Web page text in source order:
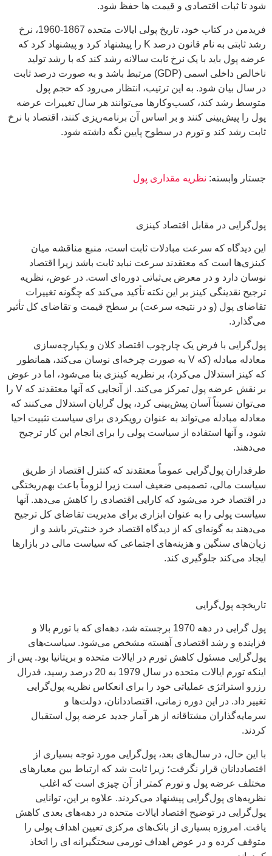
شود تا ثبات اقتصادی و قیمت ها حفظ شود.
فریدمن در کتاب خود، تاریخ پولی ایالات متحده 1867-1960، نرخ
رشد ثابتی به نام قانون درصد K را پیشنهاد کرد و پیشنهاد کرد که
عرضه پول باید با یک نرخ ثابت سالانه رشد کند که با رشد تولید
ناخالص داخلی اسمی (GDP) مرتبط باشد و به صورت درصد ثابت
در سال بیان شود. به این ترتیب، انتظار می‌رود که حجم پول
متوسط رشد کند، کسب‌وکارها می‌توانند هر سال تغییرات عرضه
پول را پیش‌بینی کنند و بر اساس آن برنامه‌ریزی کنند، اقتصاد با نرخ
ثابت رشد کند و تورم در سطوح پایین نگه داشته شود.
جستار وابسته: نظریه مقداری پول
پول‌گرایی در مقابل اقتصاد کینزی
این دیدگاه که سرعت مبادلات ثابت است، منبع مناقشه میان
کینزی‌ها است که معتقدند سرعت نباید ثابت باشد زیرا اقتصاد
نوسان دارد و در معرض بی‌ثباتی دوره‌ای است. در عوض، نظریه
ترجیح نقدینگی کینز بر این نکته تأکید می‌کند که چگونه تغییرات
تقاضای پول (و در نتیجه سرعت) بر سطح قیمت و تقاضای کل تأثیر
می‌گذارد.
پول‌گرایی با فرض یک چارچوب اقتصاد کلان و یکپارچه‌سازی
معادله مبادله (که V به صورت چرخه‌ای نوسان می‌کند، همانطور
که کینز استدلال می‌کرد)، بر نظریه کینزی بنا می‌شود، اما در عوض
بر نقش عرضه پول تمرکز می‌کند. از آنجایی که آنها معتقدند که V را
می‌توان نسبتاً آسان پیش‌بینی کرد، پول گرایان استدلال می‌کنند که
معادله مبادله می‌تواند به عنوان رویکردی برای سیاست تثبیت احیا
شود، و آنها استفاده از سیاست پولی را برای انجام این کار ترجیح
می‌دهند.
طرفداران پول‌گرایی عموماً معتقدند که کنترل اقتصاد از طریق
سیاست مالی، تصمیمی ضعیف است زیرا لزوماً باعث بهم‌ریختگی
در اقتصاد خرد می‌شود که کارایی اقتصادی را کاهش می‌دهد. آنها
سیاست پولی را به عنوان ابزاری برای مدیریت تقاضای کل ترجیح
می‌دهند به گونه‌ای که از دیدگاه اقتصاد خرد خنثی‌تر باشد و از
زیان‌های سنگین و هزینه‌های اجتماعی که سیاست مالی در بازارها
ایجاد می‌کند جلوگیری کند.
تاریخچه پول‌گرایی
پول گرایی در دهه 1970 برجسته شد، دهه‌ای که با تورم بالا و
فزاینده و رشد اقتصادی آهسته مشخص می‌شود. سیاست‌های
پول‌گرایی مسئول کاهش تورم در ایالات متحده و بریتانیا بود. پس از
اینکه تورم ایالات متحده در سال 1979 به 20 درصد رسید، فدرال
رزرو استراتژی عملیاتی خود را برای انعکاس نظریه پول‌گرایی
تغییر داد. در این دوره زمانی، اقتصاددانان، دولت‌ها و
سرمایه‌گذاران مشتاقانه از هر آمار جدید عرضه پول استقبال
کردند.
با این حال، در سال‌های بعد، پول‌گرایی مورد توجه بسیاری از
اقتصاددانان قرار نگرفت؛ زیرا ثابت شد که ارتباط بین معیارهای
مختلف عرضه پول و تورم کمتر از آن چیزی است که اغلب
نظریه‌های پول‌گرایی پیشنهاد می‌کردند. علاوه بر این، توانایی
پول‌گرایی در توضیح اقتصاد ایالات متحده در دهه‌های بعدی کاهش
یافت. امروزه بسیاری از بانک‌های مرکزی تعیین اهداف پولی را
متوقف کرده و در عوض اهداف تورمی سختگیرانه ای را اتخاذ